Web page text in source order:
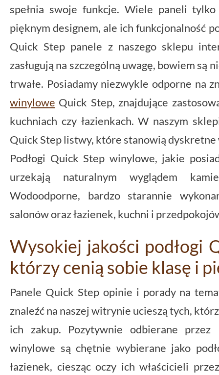
spełnia swoje funkcje. Wiele paneli
pięknym designem, ale ich funkcjonalność
Quick Step panele z naszego sklepu
zasługują na szczególną uwagę, bowiem są
trwałe. Posiadamy niezwykle odporne na
winylowe Quick Step, znajdujące
kuchniach czy łazienkach. W naszym
Quick Step listwy, które stanowią dyskretne
Podłogi Quick Step winylowe, jakie
urzekają naturalnym wyglądem
Wodoodporne, bardzo starannie
salonów oraz łazienek, kuchni i
Wysokiej jakości podłogi
którzy cenią sobie klasę i
Panele Quick Step opinie i porady na
znaleźć na naszej witrynie ucieszą tych,
ich zakup. Pozytywnie odbierane
winylowe są chętnie wybierane jako
łazienek, ciesząc oczy ich właścicieli